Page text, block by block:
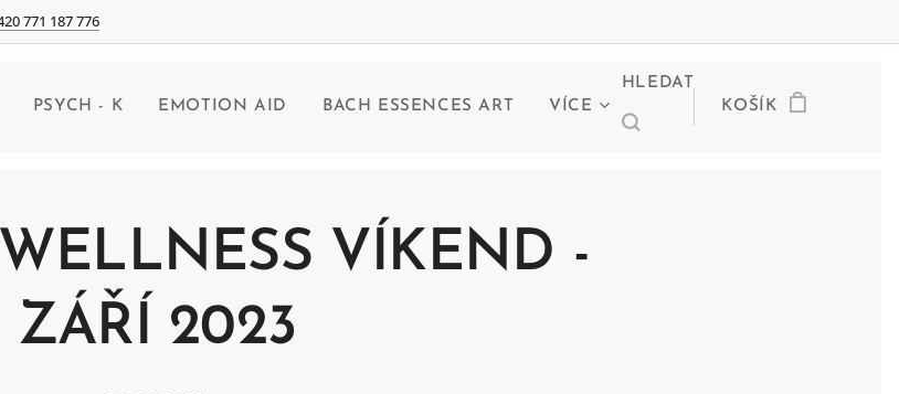
771 187 776
PSYCH - K EMOTION AID BACH ESSENCES ART VÍCE
HLEDAT
KOŠÍK
VÍKEND -
ZÁŘÍ 2023